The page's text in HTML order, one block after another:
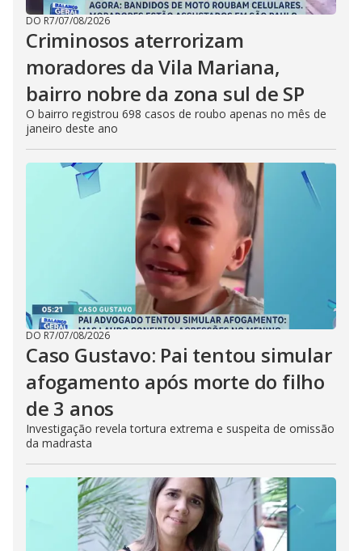
DO R7/07/08/2026
Criminosos aterrorizam
moradores da Vila Mariana,
bairro nobre da zona sul de SP
O bairro registrou 698 casos de roubo apenas no mês de
janeiro deste ano
DO R7/07/08/2026
Caso Gustavo: Pai tentou simular
afogamento após morte do filho
de 3 anos
Investigação revela tortura extrema e suspeita de omissão
da madrasta